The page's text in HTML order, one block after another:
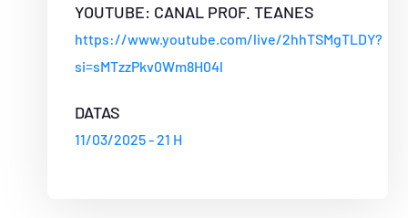
YOUTUBE: CANAL PROF. TEANES
https://www.youtube.com/live/2hhTSMgTLDY?
si=sMTzzPkv0Wm8H04l
DATAS
11/03/2025 - 21 H